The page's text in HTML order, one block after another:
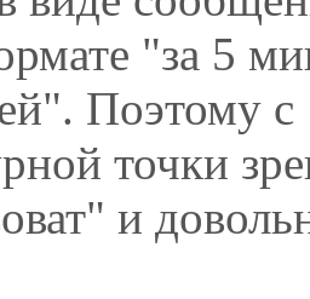
"за 5
Поэтому с
точки
и